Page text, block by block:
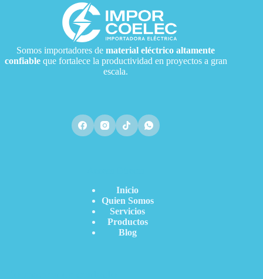
Somos importadores dematerial eléctrico altamente
confiableque fortalece la productividad en proyectos a gran
escala.
Inicio
Quien Somos
Servicios
Productos
Blog